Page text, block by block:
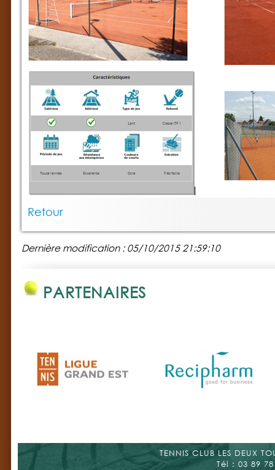
Retour
Dernière modification : 05/10/2015 21:59:10
PARTENAIRES
TENNIS CLUB LES DEUX
Tél : 03 89